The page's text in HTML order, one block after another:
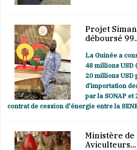
Projet
déboursé
La Guinée a
48 millions USD
20 millions
d’importation
par la SONAP
contrat de cession d'énergie entre la
Ministère de
Aviculteurs...